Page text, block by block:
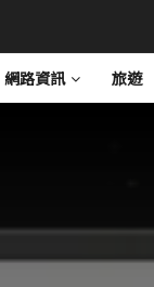
網路資訊 旅遊